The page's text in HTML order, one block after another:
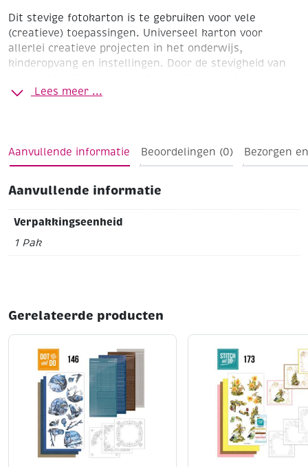
Dit stevige fotokarton is te gebruiken voor vele
(creatieve) toepassingen. Universeel karton voor
allerlei creatieve projecten in het onderwijs,
kinderopvang en instellingen. Door de stevigheid van
Ideal karton voor iedereen van die van sprankelend,
Lees meer ...
Aanvullende informatie Beoordelingen (0) Bezorgen
Aanvullende informatie
Verpakkingseenheid
1 Pak
Gerelateerde producten